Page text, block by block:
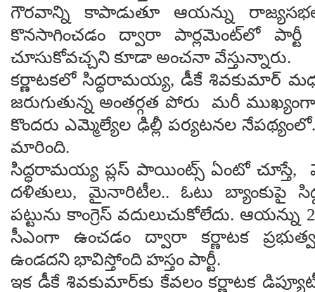
గౌరవాన్ని కాపాడుతూ ఆయన్ను
కొనసాగించడం ద్వారా పార్లమెంట్‌లో పార్టీ
చూసుకోవచ్చ‌ని కూడా అంచ‌నా వేస్తున్నారు.
కర్ణాటకలో సిద్ధరామయ్య, డీకే శివకుమార్
జరుగుతున్న అంతర్గత పోరు మ‌రీ
కొందరు ఎమ్మెల్యేల ఢిల్లీ పర్యటనల
మారింది.
సిద్ధరామయ్య ప్లస్ పాయింట్స్ ఏంటో చూస్తే,
దళితులు, మైనారిటీల.. ఓటు బ్యాంకుపై
పట్టును కాంగ్రెస్ వదులుచుకోలేదు. ఆయన్ను
సీఎంగా ఉంచడం ద్వారా కర్ణాటక
ఉండద‌ని భావిస్తోంది హ‌స్తం పార్టీ.
ఇక డీకే శివకుమార్‌కు కేవలం కర్ణాటక